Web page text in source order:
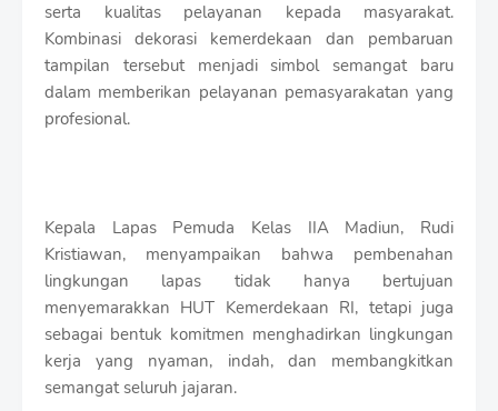
serta kualitas pelayanan kepada masyarakat.
Kombinasi dekorasi kemerdekaan dan pembaruan
tampilan tersebut menjadi simbol semangat baru
dalam memberikan pelayanan pemasyarakatan yang
profesional.
Kepala Lapas Pemuda Kelas IIA Madiun, Rudi
Kristiawan, menyampaikan bahwa pembenahan
lingkungan lapas tidak hanya bertujuan
menyemarakkan HUT Kemerdekaan RI, tetapi juga
sebagai bentuk komitmen menghadirkan lingkungan
kerja yang nyaman, indah, dan membangkitkan
semangat seluruh jajaran.